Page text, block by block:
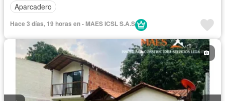
Aparcadero
Hace 3 días, 19 horas en - MAES ICSL S.A.S